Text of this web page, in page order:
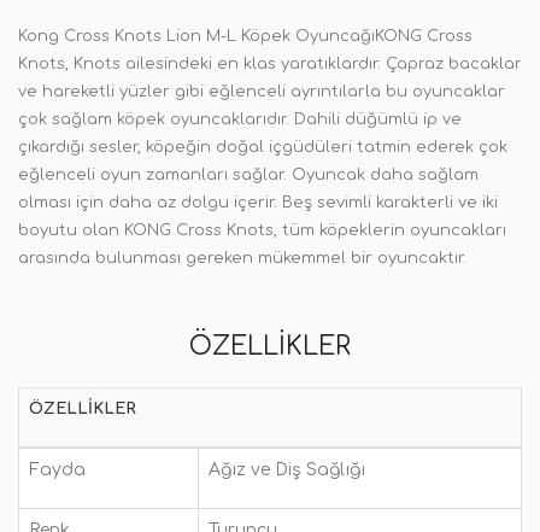
Kong Cross Knots Lion M-L Köpek OyuncağıKONG Cross
Knots, Knots ailesindeki en klas yaratıklardır. Çapraz bacaklar
ve hareketli yüzler gibi eğlenceli ayrıntılarla bu oyuncaklar
çok sağlam köpek oyuncaklarıdır. Dahili düğümlü ip ve
çıkardığı sesler, köpeğin doğal içgüdüleri tatmin ederek çok
eğlenceli oyun zamanları sağlar. Oyuncak daha sağlam
olması için daha az dolgu içerir. Beş sevimli karakterli ve iki
boyutu olan KONG Cross Knots, tüm köpeklerin oyuncakları
arasında bulunması gereken mükemmel bir oyuncaktır.
ÖZELLIKLER
ÖZELLIKLER
Fayda Ağız ve Diş Sağlığı